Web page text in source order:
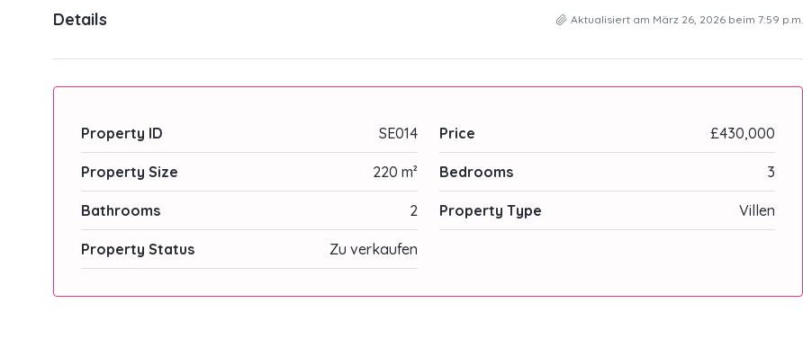
Details Aktualisiert am März 26, 2026 beim 7:59 p.m.
Property ID SE014 Price £430,000
Property Size 220 m² Bedrooms 3
Bathrooms 2 Property Type Villen
Property Status Zu verkaufen